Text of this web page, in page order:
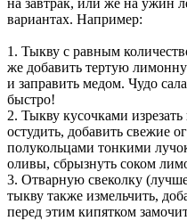
вариантах. Например:
1. Тыкву с равным
же добавить тертую
и заправить медом. Чудо
быстро!
2. Тыкву кусочками
остудить, добавить свежие
полукольцами тонкими
оливы, сбрызнуть соком
3. Отварную свеколку
тыкву также измельчить,
перед этим кипятком